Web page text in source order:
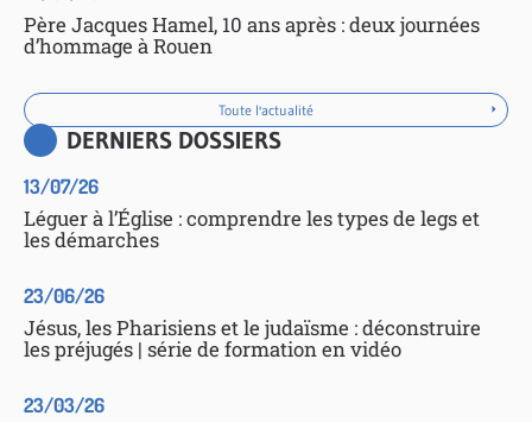
Père Jacques Hamel, 10 ans après : deux journées
d’hommage à Rouen
Toute l'actualité
DERNIERS DOSSIERS
13/07/26
Léguer à l’Église : comprendre les types de legs et
les démarches
23/06/26
Jésus, les Pharisiens et le judaïsme : déconstruire
les préjugés | série de formation en vidéo
23/03/26